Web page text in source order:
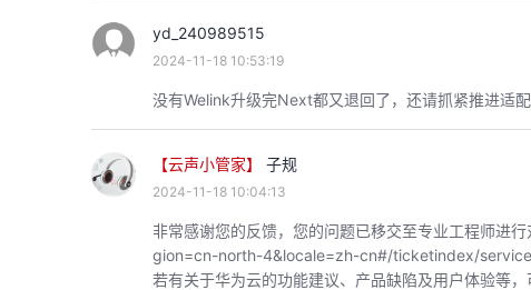
yd_240989515
2024-11-18 10:53:19
没有Welink升级完Next都又退回了，还请抓紧推进适配
【云声小管家】 子规
2024-11-18 10:04:13
非常感谢您的反馈，您的问题已移交至专业工程师
gion=cn-north-4&locale=zh-cn#/ticketindex/
若有关于华为云的功能建议、产品缺陷及用户体验等